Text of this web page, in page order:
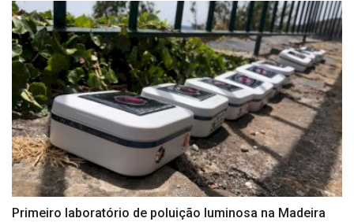
Primeiro laboratório de poluição luminosa na Madeira